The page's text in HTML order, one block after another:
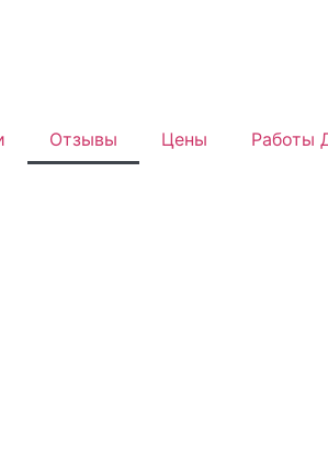
Отзывы Цены Работы